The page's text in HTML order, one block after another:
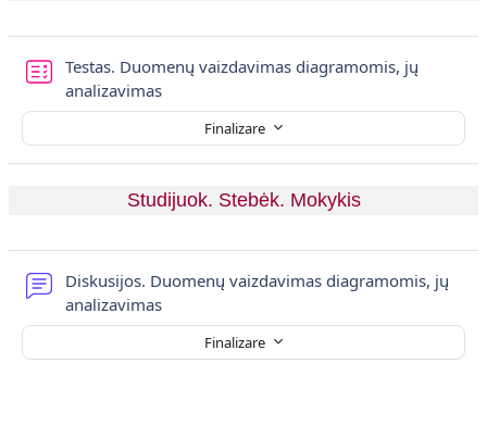
Testas. Duomenų vaizdavimas diagramomis, jų
analizavimas
Finalizare
Studijuok. Stebėk. Mokykis
Diskusijos. Duomenų vaizdavimas diagramomis, jų
analizavimas
Finalizare